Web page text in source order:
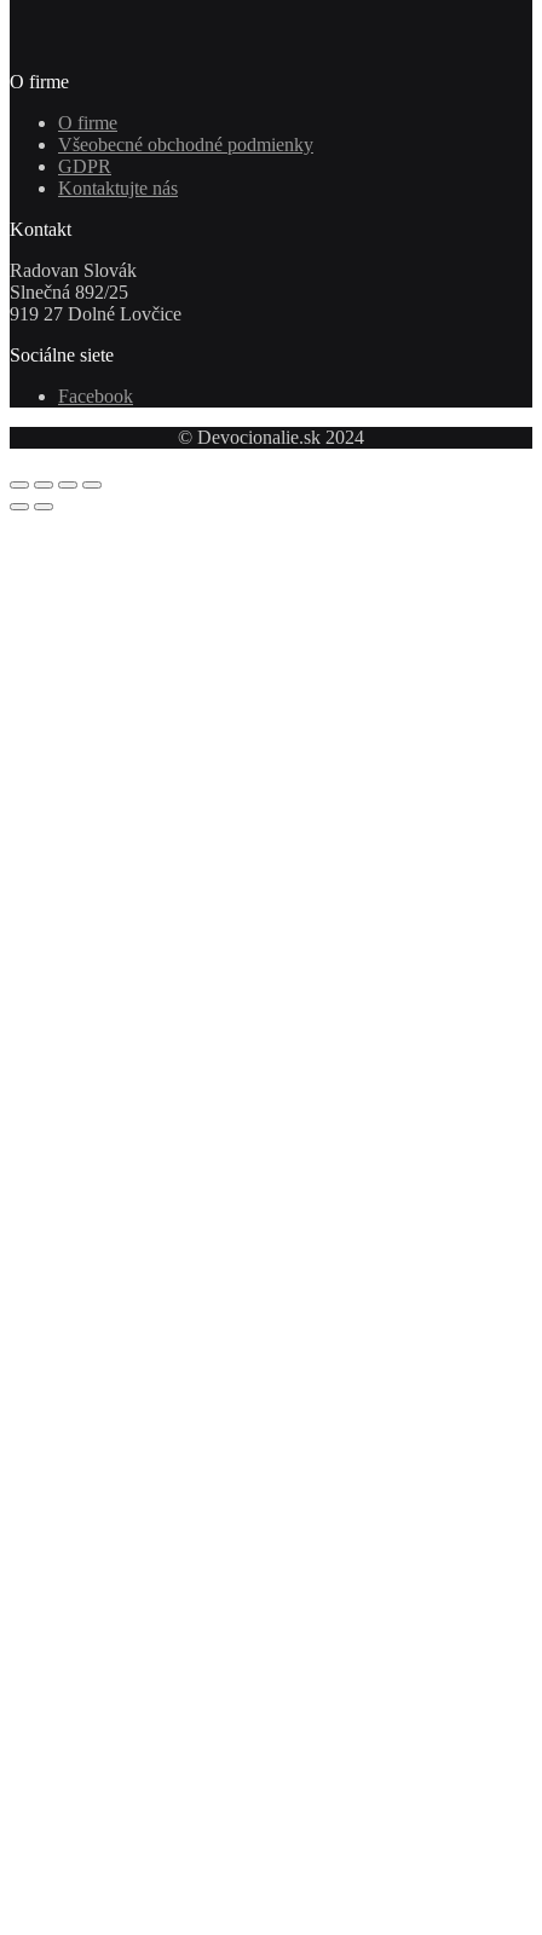
O firme
O firme
Všeobecné obchodné podmienky
GDPR
Kontaktujte nás
Kontakt
Radovan Slovák
Slnečná 892/25
919 27 Dolné Lovčice
Sociálne siete
Facebook
© Devocionalie.sk 2024